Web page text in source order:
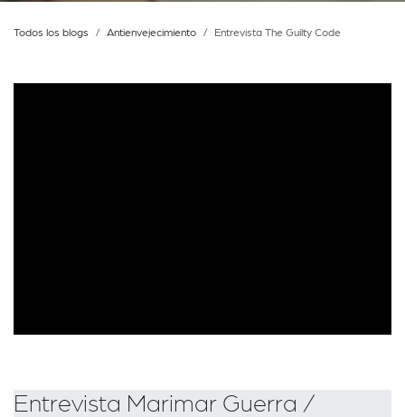
Todos los blogs Antienvejecimiento Entrevista The Guilty Code
Entrevista Marimar Guerra /